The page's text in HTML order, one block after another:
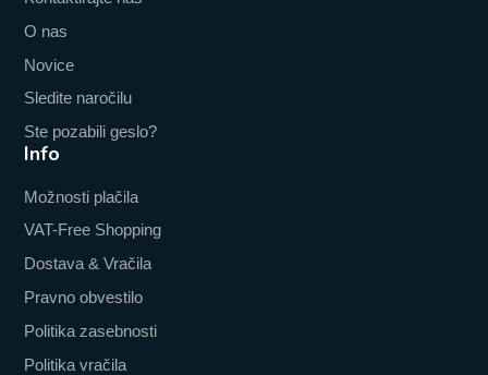
O nas
Novice
Sledite naročilu
Ste pozabili geslo?
Info
Možnosti plačila
VAT-Free Shopping
Dostava & Vračila
Pravno obvestilo
Politika zasebnosti
Politika vračila